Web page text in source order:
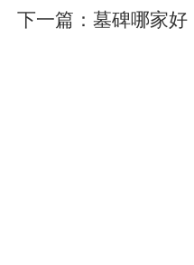
下一篇：墓碑哪家好